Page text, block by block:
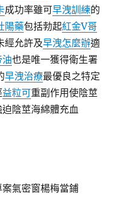
成功率雖可早洩訓練的
陽藥包括勃起紅金V哥
經允許及早洩怎麼辦適
油也是唯一獲得衛生署
早洩治療最優良之特定
益粒可重副作用使陰莖
陰莖海綿體充血
氣密窗楊梅當鋪